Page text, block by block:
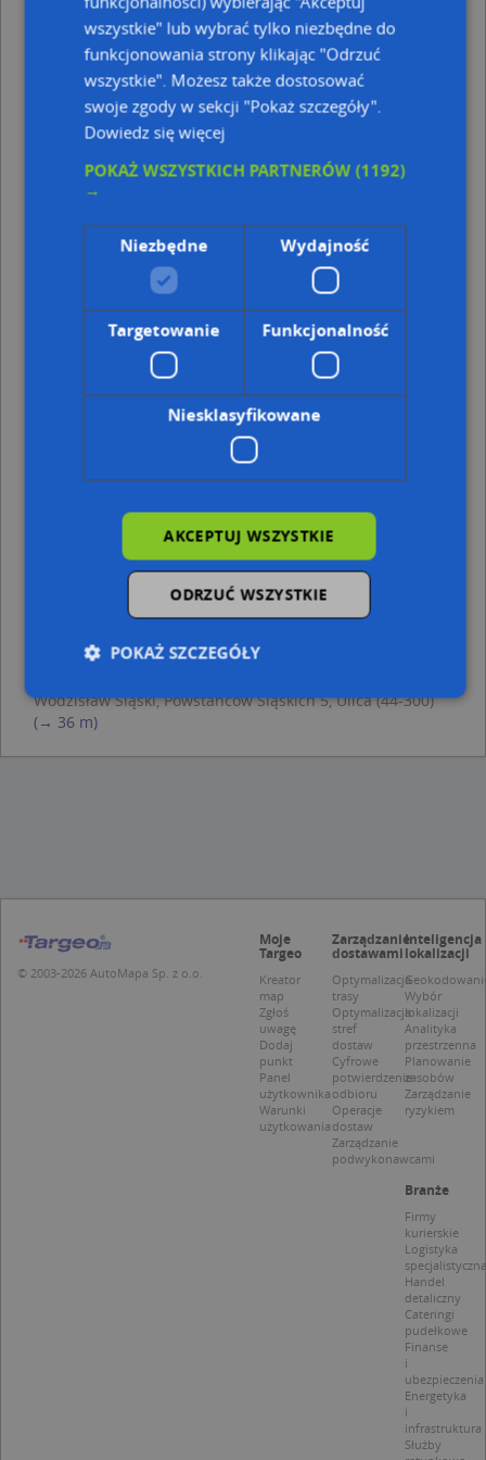
Wodzisław Śląski, Słowackiego Juliusza, Ulica (44-300)
Wodzisław Śląski, Powstańców Śląskich, Ulica (44-300)
Najbliższe obszary kodów pocztowych
Kod pocztowy 44-300
Punkty w pobliżu
Izba Gospodarcza w Wodzisławiu Śląskim, ul. Rynek 6,
Angels, Rynek 14, 44-300 Wodzisław Śląski
Społem, Rynek 12, 44-300 Wodzisław Śląski
Karuzela Wodzisław Śląski, Targowa 19, 44-300
Wodzisław Śląski
TANI POŚREDNIK MEDIATOR Arkadiusz Ulążka - biuro
nieruchomości, Pszowska 1a, 44-300 Wodzisław Śląski
Adresy w pobliżu
Wodzisław Śląski, Słowackiego Juliusza 11, Ulica (44-300)
Wodzisław Śląski, Targowa 6A, Ulica (44-300)
Wodzisław Śląski, Targowa 6, Ulica (44-300) (→ 18 m)
Wodzisław Śląski, Targowa 4, Ulica (44-300)
(→ 23 m)
Wodzisław Śląski, Średnia 7, Ulica (44-300) (→ 26 m)
Wodzisław Śląski, Słowackiego Juliusza 10, Ulica (44-300)
Wodzisław Śląski, Słowackiego Juliusza 12, Ulica (44-300)
Wodzisław Śląski, Powstańców Śląskich 5, Ulica (44-300)
(→ 36 m)
© 2003-2026 AutoMapa Sp. z o.o.
Moje
Targeo
Kreator
map
Zgłoś
uwagę
Dodaj
punkt
Panel
użytkownika
Warunki
użytkowania
Zarządzanie
dostawami
Optymalizacja
trasy
Optymalizacja
stref
dostaw
Cyfrowe
potwierdzenie
odbioru
Operacje
dostaw
Zarządzanie
podwykonawcami
Inteligencja
lokalizacji
Wybór
lokalizacji
Analityka
przestrzenna
Planowanie
zasobów
Zarządzanie
ryzykiem
Branże
Firmy
kurierskie
Logistyka
specjalistyczna
Handel
detaliczny
Cateringi
pudełkowe
Finanse
i
ubezpieczenia
Energetyka
i
infrastruktura
Służby
wszystkie" lub wybrać tylko niezbędne do
funkcjonowania strony klikając "Odrzuć
wszystkie". Możesz także dostosować
swoje zgody w sekcji "Pokaż szczegóły".
Dowiedz się więcej
POKAŻ WSZYSTKICH PARTNERÓW(1192)
→
Niezbędne Wydajność
Targetowanie Funkcjonalność
Niesklasyfikowane
AKCEPTUJ WSZYSTKIE
ODRZUĆ WSZYSTKIE
POKAŻ SZCZEGÓŁY
Domena
przechowywania
.targeo.pl
Sesja
CookieScript
.targeo.pl
1 rok 1 miesiąc
1 rok
1 rok
przechowywania
Opis
Domena
.crossdomain.cookie-